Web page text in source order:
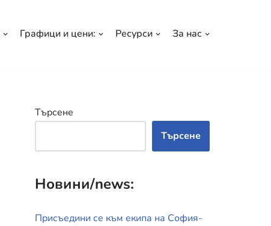
Графици и цени: Ресурси За нас
Търсене
Търсене
Новини/news:
Присъедини се към екипа на София-